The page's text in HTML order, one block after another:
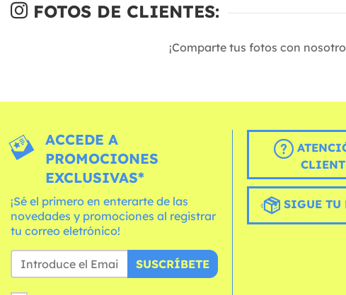
FOTOS DE CLIENTES:
¡Comparte tus fotos con
ACCEDE A
PROMOCIONES
EXCLUSIVAS*
¡Sé el primero en enterarte de las
novedades y promociones al registrar
tu correo eletrónico!
SUSCRÍBETE
SIGUE TU